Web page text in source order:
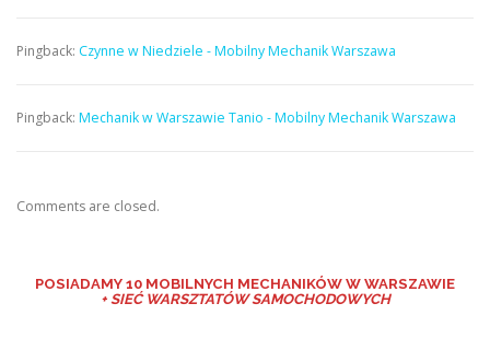
Pingback: Czynne w Niedziele - Mobilny Mechanik Warszawa
Pingback: Mechanik w Warszawie Tanio - Mobilny Mechanik Warszawa
Comments are closed.
POSIADAMY 10 MOBILNYCH MECHANIKÓW W WARSZAWIE
+ SIEĆ WARSZTATÓW SAMOCHODOWYCH